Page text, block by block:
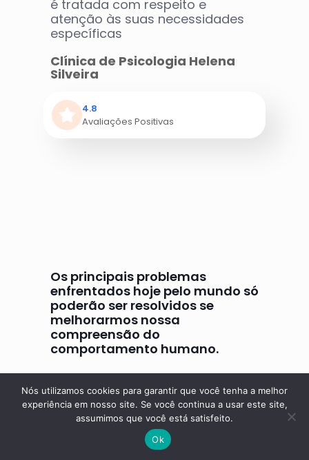
é tratada com respeito e
atenção às suas necessidades
específicas
Clínica de Psicologia Helena
Silveira
4.8
Avaliações Positivas
Os principais problemas
enfrentados hoje pelo mundo só
poderão ser resolvidos se
melhorarmos nossa
compreensão do
comportamento humano.
B. F. Skinner
Nós utilizamos cookies para garantir que você tenha a melhor
experiência em nosso site. Se você continua a usar este site,
assumimos que você está satisfeito.
Ok